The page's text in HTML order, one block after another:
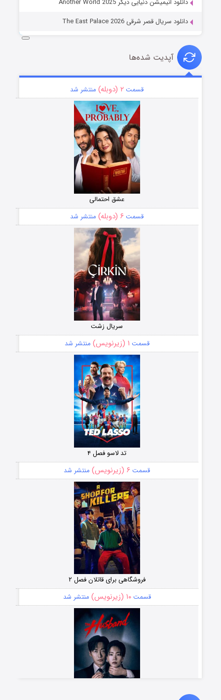
دانلود انیمیشن دنیایی دیگر Another World 2025
دانلود سریال قصر شرقی The East Palace 2026
آپدیت شده‌ها
قسمت ۲ (دوبله) منتشر شد
عشق احتمالی
قسمت ۶ (دوبله) منتشر شد
سریال زشت
قسمت ۱ (زیرنویس) منتشر شد
تد لاسو فصل ۴
قسمت ۶ (زیرنویس) منتشر شد
فروشگاهی برای قاتلان فصل ۲
قسمت۱۰ (زیرنویس) منتشر شد